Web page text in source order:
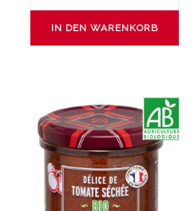
IN DEN WARENKORB